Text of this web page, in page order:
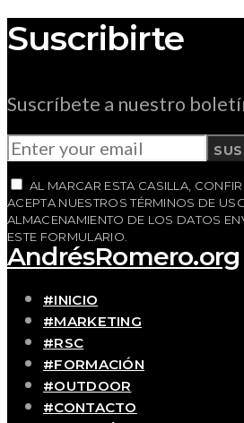
Suscribirte
Suscríbete a nuestro
AL MARCAR ESTA CASILLA,
ACEPTA NUESTROS TÉRMINOS DE
ALMACENAMIENTO DE LOS DATOS
ESTE FORMULARIO.
AndrésRomero.org
#INICIO
#MARKETING
#RSC
#FORMACIÓN
#OUTDOOR
#CONTACTO